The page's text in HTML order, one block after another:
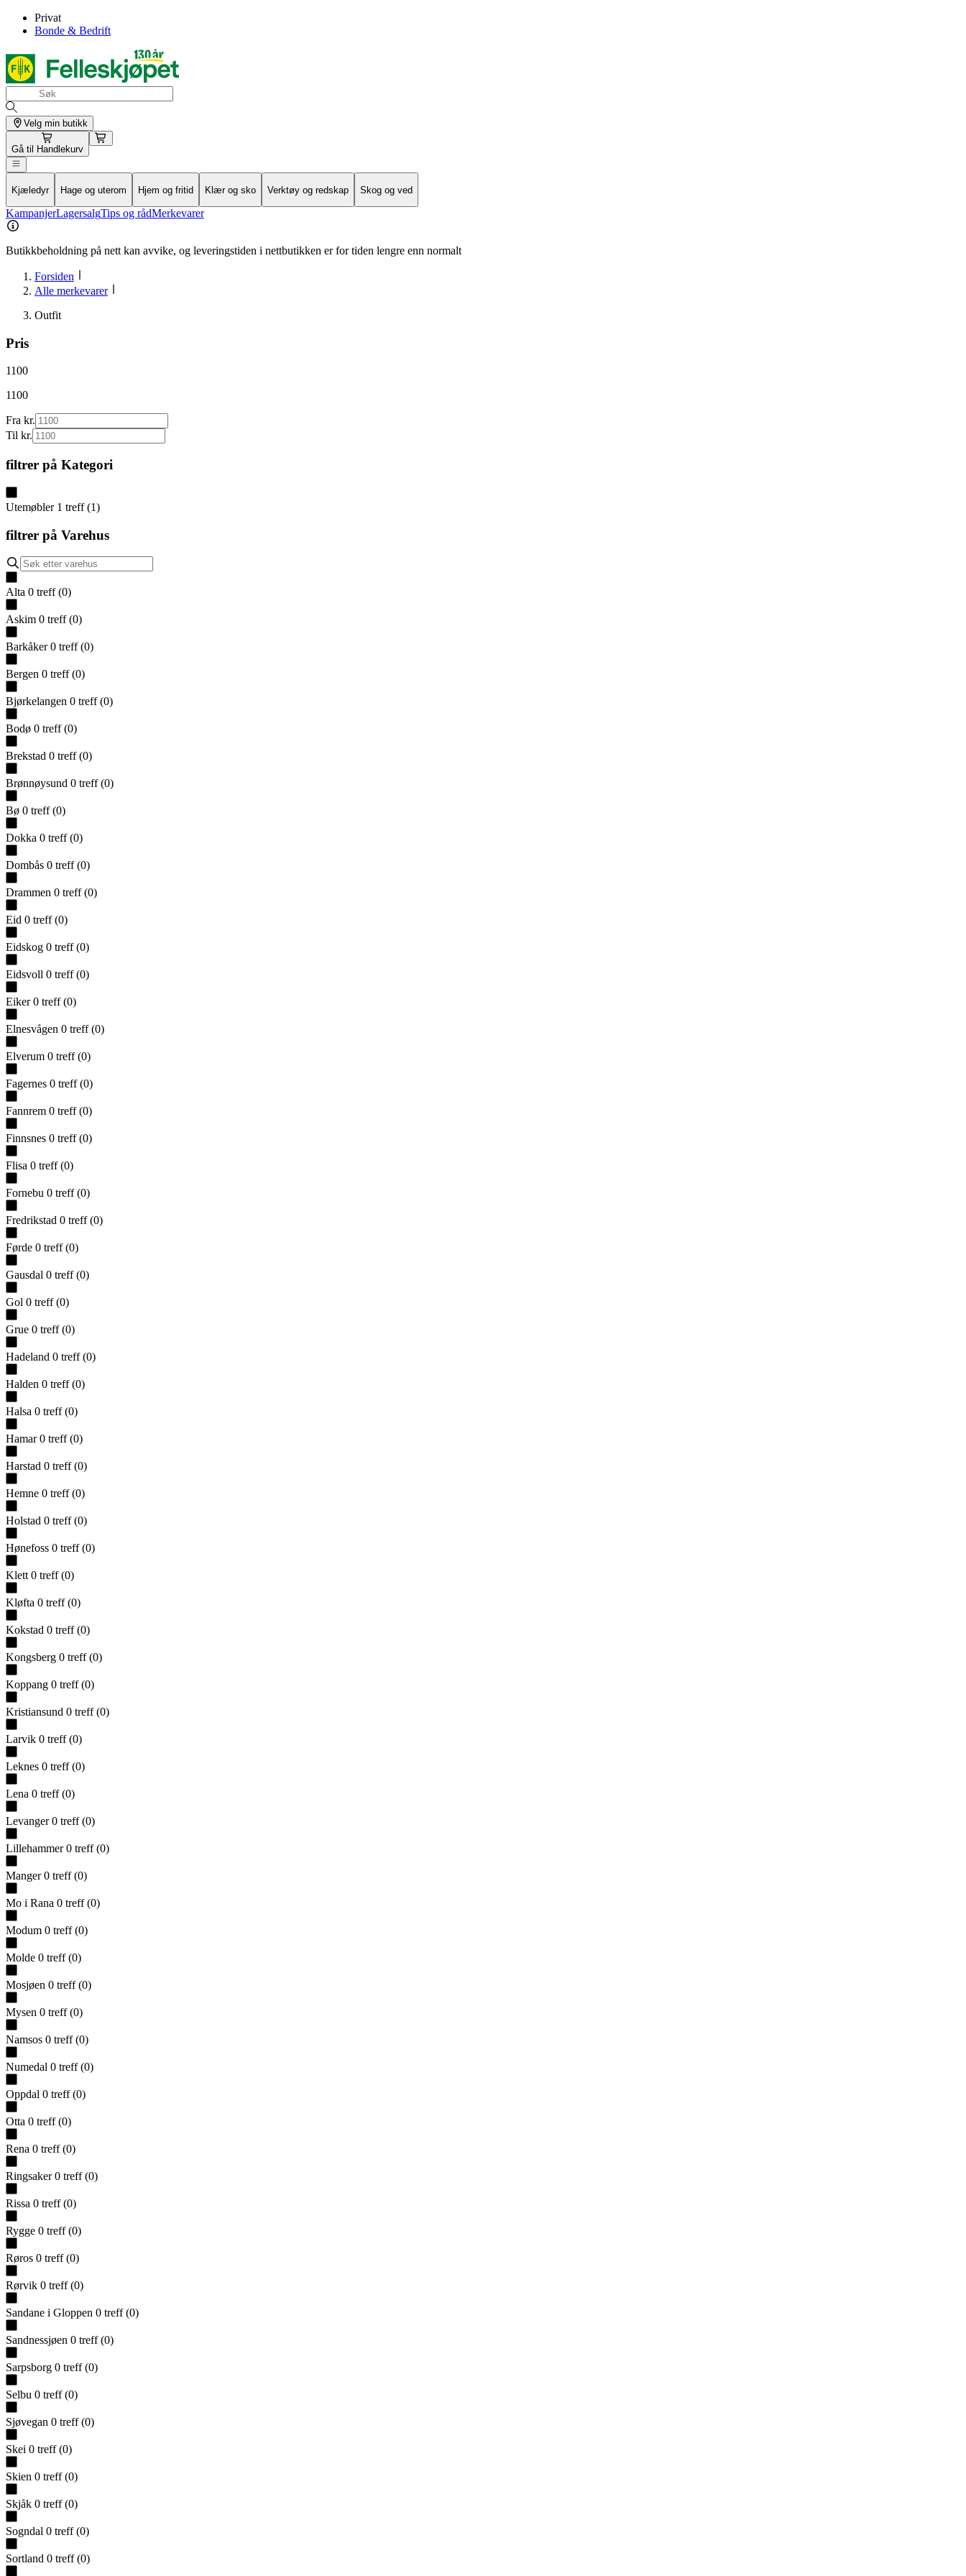
Privat
Bonde & Bedrift
Velg min butikk
Gå til Handlekurv
Kjæledyr Hage og uterom Hjem og fritid Klær og sko Verktøy og redskap Skog og ved
KampanjerLagersalgTips og rådMerkevarer
Butikkbeholdning på nett kan avvike, og leveringstiden i nettbutikken er for tiden lengre enn normalt
Forsiden
Alle merkevarer
Outfit
Pris
1100
1100
Fra kr.
Til kr.
filtrer på Kategori
Utemøbler 1 treff (1)
filtrer på Varehus
Alta 0 treff (0)
Askim 0 treff (0)
Barkåker 0 treff (0)
Bergen 0 treff (0)
Bjørkelangen 0 treff (0)
Bodø 0 treff (0)
Brekstad 0 treff (0)
Brønnøysund 0 treff (0)
Bø 0 treff (0)
Dokka 0 treff (0)
Dombås 0 treff (0)
Drammen 0 treff (0)
Eid 0 treff (0)
Eidskog 0 treff (0)
Eidsvoll 0 treff (0)
Eiker 0 treff (0)
Elnesvågen 0 treff (0)
Elverum 0 treff (0)
Fagernes 0 treff (0)
Fannrem 0 treff (0)
Finnsnes 0 treff (0)
Flisa 0 treff (0)
Fornebu 0 treff (0)
Fredrikstad 0 treff (0)
Førde 0 treff (0)
Gausdal 0 treff (0)
Gol 0 treff (0)
Grue 0 treff (0)
Hadeland 0 treff (0)
Halden 0 treff (0)
Halsa 0 treff (0)
Hamar 0 treff (0)
Harstad 0 treff (0)
Hemne 0 treff (0)
Holstad 0 treff (0)
Hønefoss 0 treff (0)
Klett 0 treff (0)
Kløfta 0 treff (0)
Kokstad 0 treff (0)
Kongsberg 0 treff (0)
Koppang 0 treff (0)
Kristiansund 0 treff (0)
Larvik 0 treff (0)
Leknes 0 treff (0)
Lena 0 treff (0)
Levanger 0 treff (0)
Lillehammer 0 treff (0)
Manger 0 treff (0)
Mo i Rana 0 treff (0)
Modum 0 treff (0)
Molde 0 treff (0)
Mosjøen 0 treff (0)
Mysen 0 treff (0)
Namsos 0 treff (0)
Numedal 0 treff (0)
Oppdal 0 treff (0)
Otta 0 treff (0)
Rena 0 treff (0)
Ringsaker 0 treff (0)
Rissa 0 treff (0)
Rygge 0 treff (0)
Røros 0 treff (0)
Rørvik 0 treff (0)
Sandane i Gloppen 0 treff (0)
Sandnessjøen 0 treff (0)
Sarpsborg 0 treff (0)
Selbu 0 treff (0)
Sjøvegan 0 treff (0)
Skei 0 treff (0)
Skien 0 treff (0)
Skjåk 0 treff (0)
Sogndal 0 treff (0)
Sortland 0 treff (0)